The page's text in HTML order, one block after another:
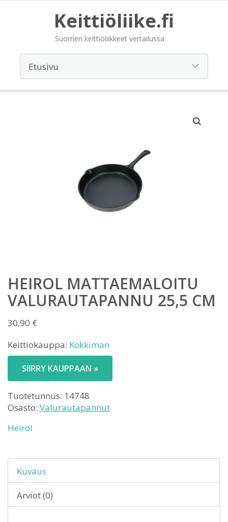
Keittiöliike.fi
Suomen keittiöliikkeet vertailussa
HEIROL MATTAEMALOITU
VALURAUTAPANNU 25,5 CM
30,90 €
Keittiökauppa: Kokkiman
SIIRRY KAUPPAAN »
Tuotetunnus: 14748
Osasto: Valurautapannut
Heirol
Kuvaus
Arviot (0)